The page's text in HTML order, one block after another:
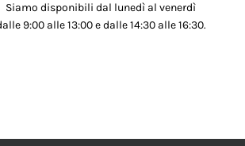
Siamo disponibili dal lunedì al venerdì
9:00 alle 13:00 e dalle 14:30 alle 16:30.